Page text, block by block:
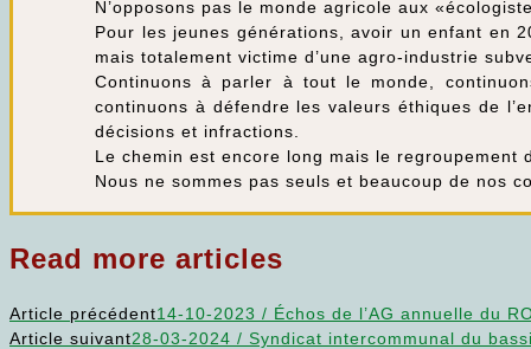
N’opposons pas le monde agricole aux
Pour les jeunes générations, avoir un enfant en
mais totalement victime d’une agro-industrie
Continuons à parler à tout le monde,
continuons à défendre les valeurs éthiques de
décisions et infractions.
Le chemin est encore long mais le regroupement
Nous ne sommes pas seuls et beaucoup de nos
Read more articles
Article précédent14-10-2023 / Échos de l’AG annuelle du
Article suivant28-03-2024 / Syndicat intercommunal du